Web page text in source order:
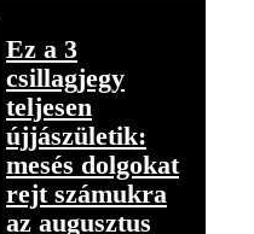
Ez a 3
csillagjegy
teljesen
újjászületik:
mesés dolgokat
rejt számukra
az augusztus